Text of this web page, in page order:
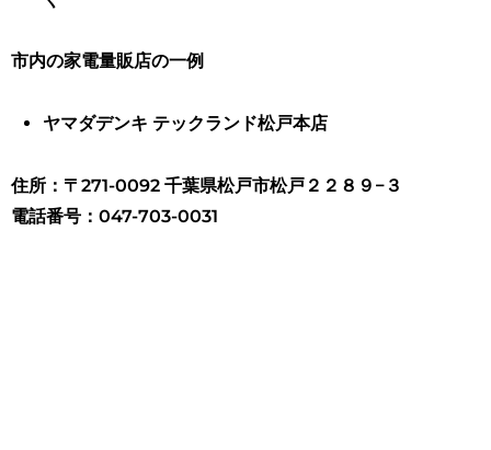
市内の家電量販店の一例
ヤマダデンキ テックランド松戸本店
住所：〒271-0092 千葉県松戸市松戸２２８９−３
電話番号：047-703-0031